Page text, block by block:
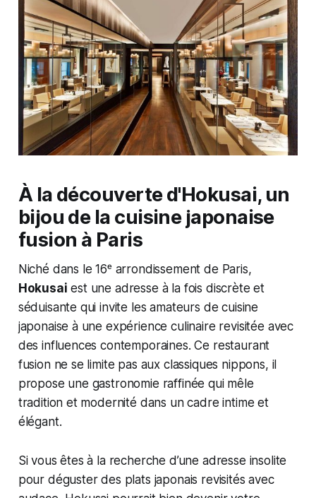
À la découverte d'Hokusai, un
bijou de la cuisine japonaise
fusion à Paris
Niché dans le 16ᵉ arrondissement de Paris,
Hokusai est une adresse à la fois discrète et
séduisante qui invite les amateurs de cuisine
japonaise à une expérience culinaire revisitée avec
des influences contemporaines. Ce restaurant
fusion ne se limite pas aux classiques nippons, il
propose une gastronomie raffinée qui mêle
tradition et modernité dans un cadre intime et
élégant.
Si vous êtes à la recherche d’une adresse insolite
pour déguster des plats japonais revisités avec